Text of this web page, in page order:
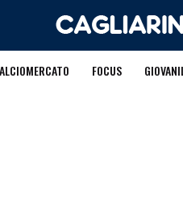
FOCUS